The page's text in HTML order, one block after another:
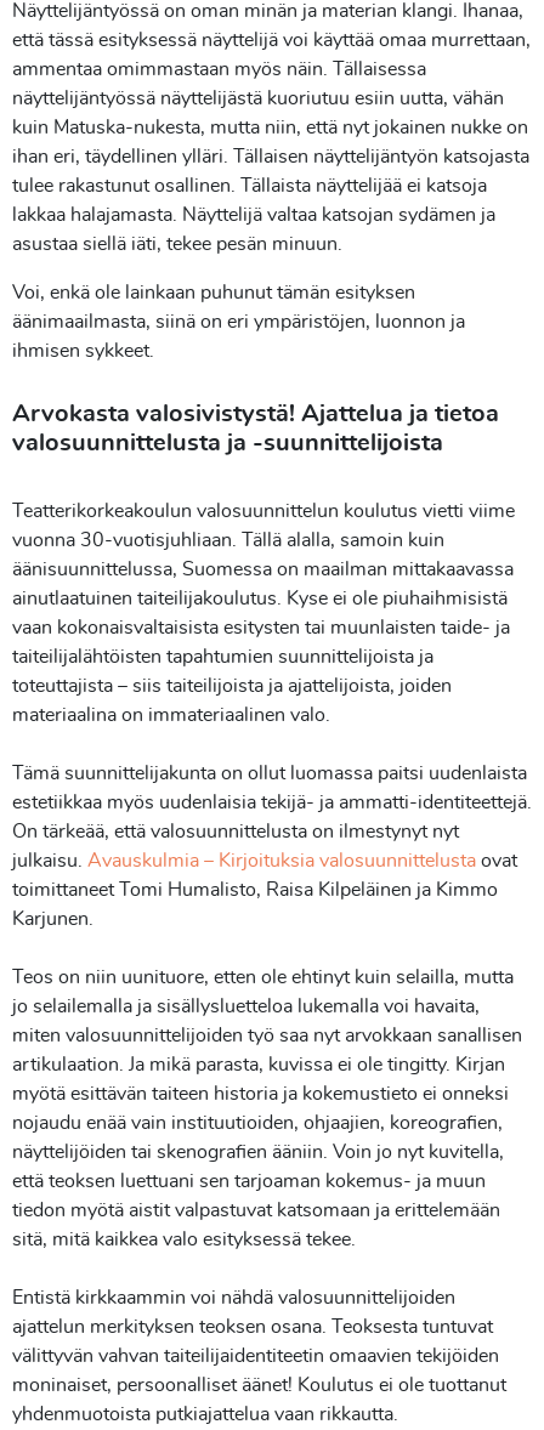
Näyttelijäntyössä on oman minän ja materian klangi. Ihanaa,
että tässä esityksessä näyttelijä voi käyttää omaa murrettaan,
ammentaa omimmastaan myös näin. Tällaisessa
näyttelijäntyössä näyttelijästä kuoriutuu esiin uutta, vähän
kuin Matuska-nukesta, mutta niin, että nyt jokainen nukke on
ihan eri, täydellinen ylläri. Tällaisen näyttelijäntyön katsojasta
tulee rakastunut osallinen. Tällaista näyttelijää ei katsoja
lakkaa halajamasta. Näyttelijä valtaa katsojan sydämen ja
asustaa siellä iäti, tekee pesän minuun.
Voi, enkä ole lainkaan puhunut tämän esityksen
äänimaailmasta, siinä on eri ympäristöjen, luonnon ja
ihmisen sykkeet.
Arvokasta valosivistystä! Ajattelua ja tietoa
valosuunnittelusta ja -suunnittelijoista
Teatterikorkeakoulun valosuunnittelun koulutus vietti viime
vuonna 30-vuotisjuhliaan. Tällä alalla, samoin kuin
äänisuunnittelussa, Suomessa on maailman mittakaavassa
ainutlaatuinen taiteilijakoulutus. Kyse ei ole piuhaihmisistä
vaan kokonaisvaltaisista esitysten tai muunlaisten taide- ja
taiteilijalähtöisten tapahtumien suunnittelijoista ja
toteuttajista – siis taiteilijoista ja ajattelijoista, joiden
materiaalina on immateriaalinen valo.
Tämä suunnittelijakunta on ollut luomassa paitsi uudenlaista
estetiikkaa myös uudenlaisia tekijä- ja ammatti-identiteettejä.
On tärkeää, että valosuunnittelusta on ilmestynyt nyt
julkaisu. Avauskulmia – Kirjoituksia valosuunnittelusta ovat
toimittaneet Tomi Humalisto, Raisa Kilpeläinen ja Kimmo
Karjunen.
Teos on niin uunituore, etten ole ehtinyt kuin selailla, mutta
jo selailemalla ja sisällysluetteloa lukemalla voi havaita,
miten valosuunnittelijoiden työ saa nyt arvokkaan sanallisen
artikulaation. Ja mikä parasta, kuvissa ei ole tingitty. Kirjan
myötä esittävän taiteen historia ja kokemustieto ei onneksi
nojaudu enää vain instituutioiden, ohjaajien, koreografien,
näyttelijöiden tai skenografien ääniin. Voin jo nyt kuvitella,
että teoksen luettuani sen tarjoaman kokemus- ja muun
tiedon myötä aistit valpastuvat katsomaan ja erittelemään
sitä, mitä kaikkea valo esityksessä tekee.
Entistä kirkkaammin voi nähdä valosuunnittelijoiden
ajattelun merkityksen teoksen osana. Teoksesta tuntuvat
välittyvän vahvan taiteilijaidentiteetin omaavien tekijöiden
moninaiset, persoonalliset äänet! Koulutus ei ole tuottanut
yhdenmuotoista putkiajattelua vaan rikkautta.